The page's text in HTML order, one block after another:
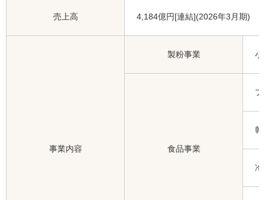
売上高 4,184億円[連結](2026年3月期)
事業内容
製粉事業 小
食品事業
乾
冷